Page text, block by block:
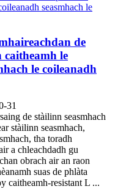
de
le
le coileanadh
31
de stàilinn seasmhach
stàilinn seasmhach,
tha toradh
a chleachdadh gu
obrach air an raon
suas de phlàta
caitheamh-resistant L ...